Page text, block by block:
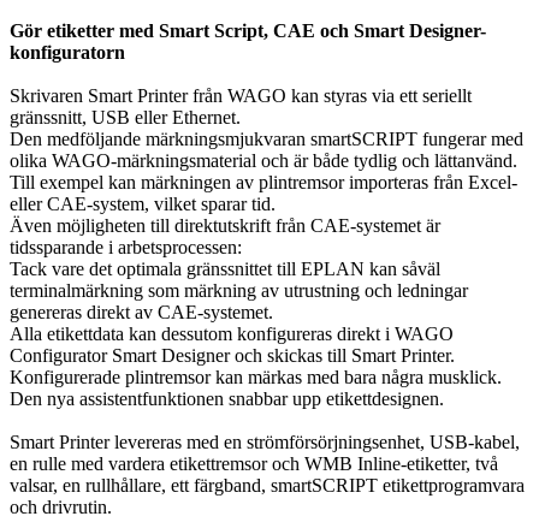
Gör etiketter med Smart Script, CAE och Smart Designer-
konfiguratorn
Skrivaren Smart Printer från WAGO kan styras via ett seriellt
gränssnitt, USB eller Ethernet.
​Den medföljande märkningsmjukvaran smartSCRIPT fungerar med
olika WAGO-märkningsmaterial och är både tydlig och lättanvänd.
Till exempel kan märkningen av plintremsor importeras från Excel-
eller CAE-system, vilket sparar tid.
Även möjligheten till direktutskrift från CAE-systemet är
tidssparande i arbetsprocessen:
​Tack vare det optimala gränssnittet till EPLAN kan såväl
terminalmärkning som märkning av utrustning och ledningar
genereras direkt av CAE-systemet.
Alla etikettdata kan dessutom konfigureras direkt i WAGO
Configurator Smart Designer och skickas till Smart Printer.
Konfigurerade plintremsor kan märkas med bara några musklick.
Den nya assistentfunktionen snabbar upp etikettdesignen.
Smart Printer levereras med en strömförsörjningsenhet, USB-kabel,
en rulle med vardera etikettremsor och WMB Inline-etiketter, två
valsar, en rullhållare, ett färgband, smartSCRIPT etikettprogramvara
och drivrutin.